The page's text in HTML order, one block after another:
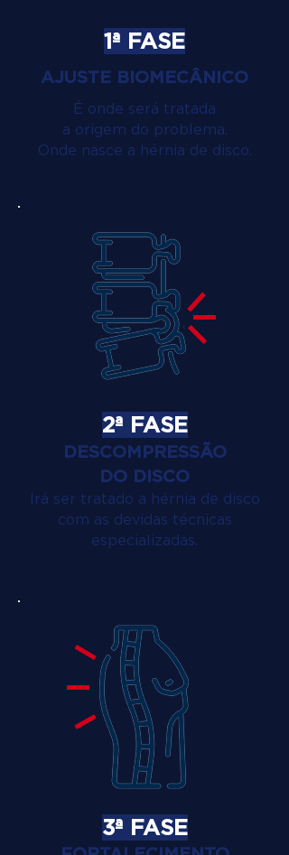
1ª FASE
AJUSTE BIOMECÂNICO
É onde será tratada
a origem do problema.
Onde nasce a hérnia de disco.
2ª FASE
DESCOMPRESSÃO
DO DISCO
Irá ser tratado a hérnia de disco
com as devidas técnicas
especializadas.
3ª FASE